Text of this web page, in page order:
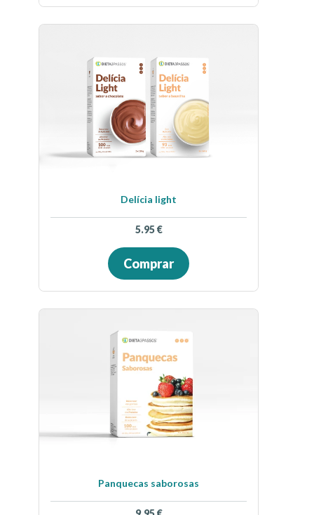
Delícia light
5.95€
Comprar
Panquecas saborosas